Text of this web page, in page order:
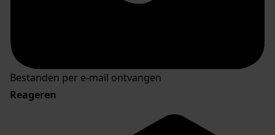
Bestanden per e-mail ontvangen
Reageren